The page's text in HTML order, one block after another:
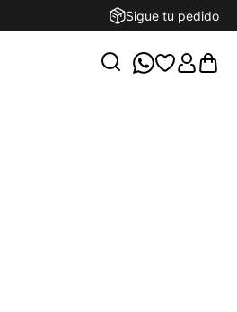
Sigue tu pedido